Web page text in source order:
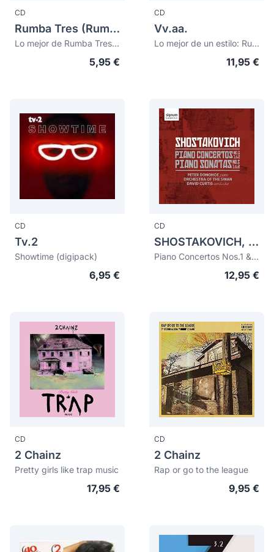
CD
Rumba Tres (Rumba 3)
Lo mejor de Rumba Tres Vol.2
5,95 €
CD
Vv.aa.
Lo mejor de un estilo: Rumba Catalana Vol.1 - Vol.2
11,95 €
CD
Tv.2
Showtime (digipack)
6,95 €
CD
SHOSTAKOVICH, Dmitry (1906-1975)
Piano Concertos Nos.1 & 2. Piano Sonatas Nos.1 & 2
12,95 €
CD
2 Chainz
Pretty girls like trap music
17,95 €
CD
2 Chainz
Rap or go to the league
9,95 €